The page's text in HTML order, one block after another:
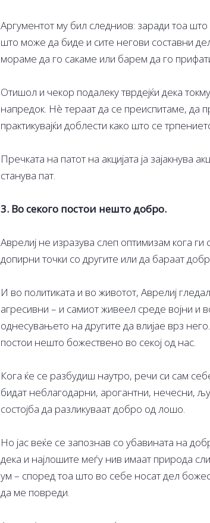
Аргументот му бил следниов: заради тоа
што може да биде и сите негови составни
мораме да го сакаме или барем да го
Отишол и чекор подалеку тврдејќи дека
напредок. Нè тераат да се преиспитаме, да
практикувајќи доблести како што се
Пречката на патот на акцијата ја зајакнува
станува пат.
3. Во секого постои нешто добро.
Аврелиј не изразува слеп оптимизам кога ги
допирни точки со другите или да бараат
И во политиката и во животот, Аврелиј
агресивни – и самиот живеел среде војни и
однесувањето на другите да влијае врз
постои нешто божествено во секој од нас.
Кога ќе се разбудиш наутро, речи си сам
бидат неблагодарни, арогантни, нечесни,
состојба да разликуваат добро од лошо.
Но јас веќе се запознав со убавината на
дека и најлошите меѓу нив имаат природа
ум – според тоа што во себе носат дел
да ме повреди.